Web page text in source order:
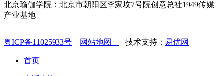
北京瑜伽学院：北京市朝阳区李家坟7号院创意总社1949传媒
产业基地
粤ICP备11025933号 网站地图 技术支持： 易优网
首页